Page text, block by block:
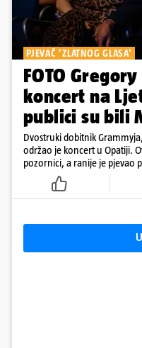
PJEVAČ 'ZLATNOG GLASA'
FOTO
koncert na
publici su bili
Dvostruki dobitnik
održao je koncert u Opatiji.
pozornici, a ranije je pjevao